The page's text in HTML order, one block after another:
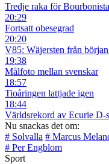
Tredje raka för Bourbonista
20:29
Fortsatt obesegrad
20:20
V85: Wäjersten från
19:38
Målfoto mellan svenskar
18:57
Tioåringen lattjade igen
18:44
Världsrekord av Ecurie D-
Nu snackas det om:
# Solvalla # Marcus
# Per Engblom
Sport